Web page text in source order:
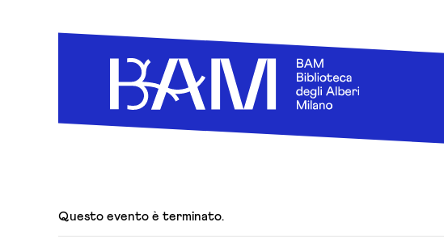
Questo evento è terminato.